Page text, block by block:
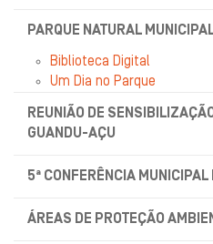
PARQUE NATURAL
Biblioteca Digital
Um Dia no Parque
REUNIÃO DE
GUANDU-AÇU
5ª CONFERÊNCIA MUNICIPAL
ÁREAS DE PROTEÇÃO